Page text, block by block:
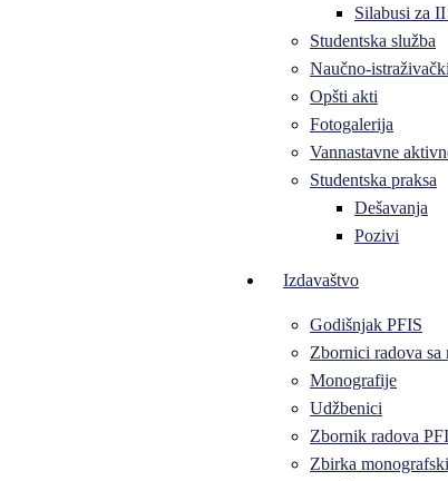
Silabusi za
Studentska služba
Naučno-
Opšti akti
Fotogalerija
Vannastavne
Studentska praksa
Dešavanja
Pozivi
Izdavaštvo
Godišnjak PFIS
Zbornici radova sa
Monografije
Udžbenici
Zbornik radova
Zbirka